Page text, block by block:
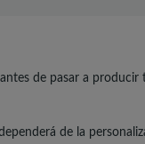
de pasar a producir
de la